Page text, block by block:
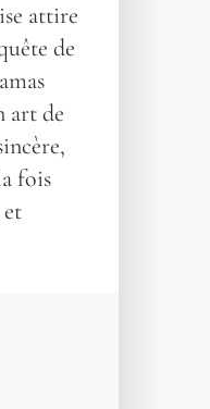
attire
de
art de
fois